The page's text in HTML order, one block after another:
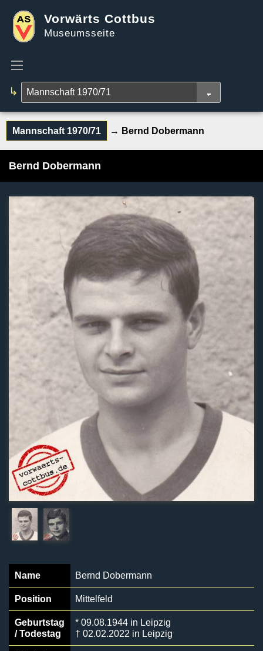
Vorwärts Cottbus
Museumsseite
↳
Mannschaft 1970/71 → Bernd Dobermann
Bernd Dobermann
Name Bernd Dobermann
Position Mittelfeld
Geburtstag
/ Todestag
* 09.08.1944 in Leipzig
† 02.02.2022 in Leipzig